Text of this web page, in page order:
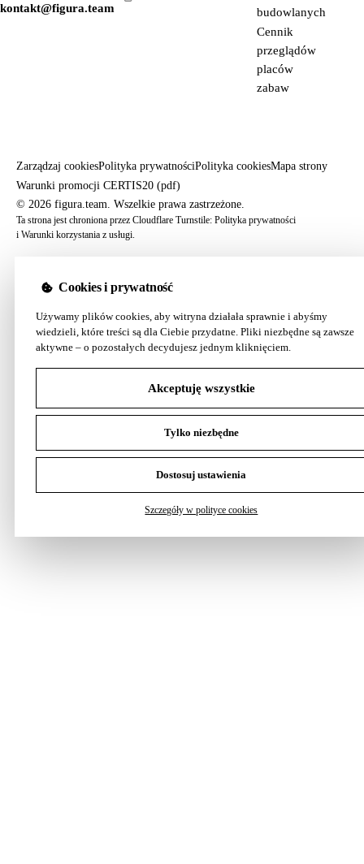
kontakt@figura.team
budowlanych
Cennik
przeglądów
placów
zabaw
Zarządzaj cookiesPolityka prywatnościPolityka cookiesMapa strony
Warunki promocji CERTIS20 (pdf)
© 2026 figura.team. Wszelkie prawa zastrzeżone.
Ta strona jest chroniona przez Cloudflare Turnstile: Polityka prywatności
i Warunki korzystania z usługi.
Cookies i prywatność
Używamy plików cookies, aby witryna działała sprawnie i abyśmy
wiedzieli, które treści są dla Ciebie przydatne. Pliki niezbędne są zawsze
aktywne – o pozostałych decydujesz jednym kliknięciem.
Akceptuję wszystkie
Tylko niezbędne
Dostosuj ustawienia
Szczegóły w polityce cookies